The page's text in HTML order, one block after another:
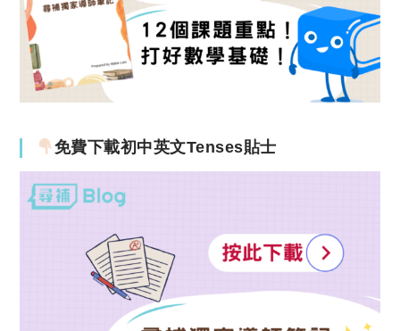
免費下載初中英文Tenses貼士